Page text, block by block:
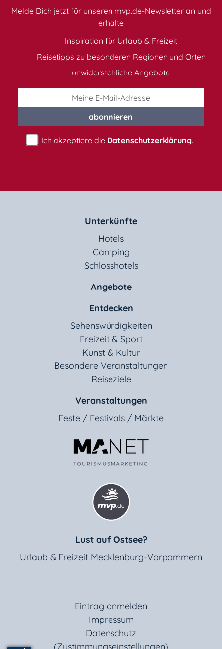
Melde Dich jetzt für unseren mvp.de-Newsletter an und
erhalte
Inspiration für Urlaub & Freizeit
Reisetipps zu besonderen Regionen und Orten
unwiderstehliche Angebote
abonnieren
Ich akzeptiere die Datenschutzerklärung.
Unterkünfte
Hotels
Camping
Schlosshotels
Angebote
Entdecken
Sehenswürdigkeiten
Freizeit & Sport
Kunst & Kultur
Besondere Veranstaltungen
Reiseziele
Veranstaltungen
Feste / Festivals / Märkte
Lust auf Ostsee?
Urlaub & Freizeit Mecklenburg-Vorpommern
Eintrag anmelden
Impressum
Datenschutz
(Zustimmungseinstellungen)